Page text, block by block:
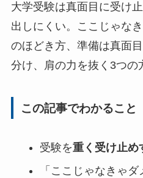
大学受験は真面目に受け
出しにくい。ここじゃな
のほどき方、準備は真面
分け、肩の力を抜く3つの
この記事でわかること
受験を重く受け止め
「ここじゃなきゃダ